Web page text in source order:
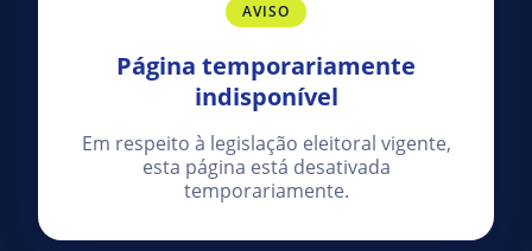
AVISO
Página temporariamente
indisponível
Em respeito à legislação eleitoral vigente,
esta página está desativada
temporariamente.